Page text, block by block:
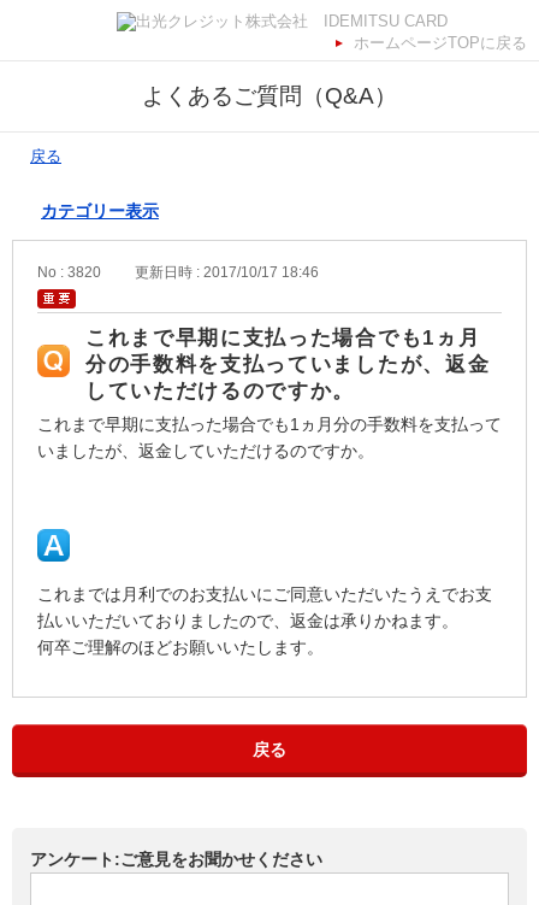
ホームページTOPに戻る
よくあるご質問（Q&A）
戻る
カテゴリー表示
No : 3820 更新日時 : 2017/10/17 18:46
これまで早期に支払った場合でも1ヵ月
分の手数料を支払っていましたが、返金
していただけるのですか。
これまで早期に支払った場合でも1ヵ月分の手数料を支払って
いましたが、返金していただけるのですか。
これまでは月利でのお支払いにご同意いただいたうえでお支
払いいただいておりましたので、返金は承りかねます。
何卒ご理解のほどお願いいたします。
戻る
アンケート:ご意見をお聞かせください